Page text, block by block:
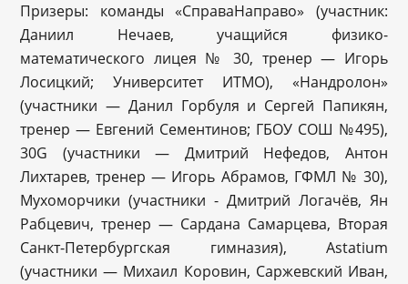
Призеры: команды «СправаНаправо» (участник:
Даниил Нечаев, учащийся физико-
математического лицея № 30, тренер — Игорь
Лосицкий; Университет ИТМО), «Нандролон»
(участники — Данил Горбуля и Сергей Папикян,
тренер — Евгений Сементинов; ГБОУ СОШ №495),
30G (участники — Дмитрий Нефедов, Антон
Лихтарев, тренер — Игорь Абрамов, ГФМЛ № 30),
Мухоморчики (участники - Дмитрий Логачёв, Ян
Рабцевич, тренер — Сардана Самарцева, Вторая
Санкт-Петербургская гимназия), Astatium
(участники — Михаил Коровин, Саржевский Иван,